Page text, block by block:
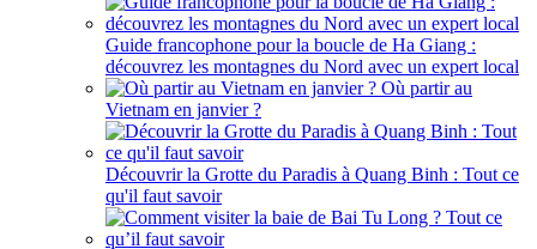
Guide francophone pour la boucle de Ha Giang :
découvrez les montagnes du Nord avec un expert local
Où partir au
Vietnam en janvier ?
Découvrir la Grotte du Paradis à Quang Binh : Tout ce
qu'il faut savoir